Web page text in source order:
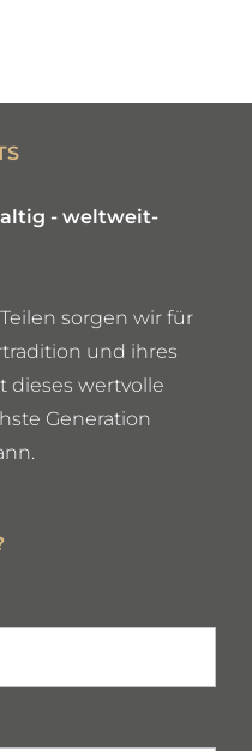
- weltweit-
sorgen wir für
und ihres
dieses wertvolle
Generation